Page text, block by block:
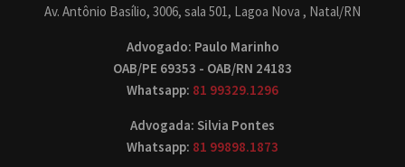
Av. Antônio Basílio, 3006, sala 501, Lagoa Nova , Natal/RN
Advogado: Paulo Marinho
OAB/PE 69353 - OAB/RN 24183
Whatsapp: 81 99329.1296
Advogada: Silvia Pontes
Whatsapp: 81 99898.1873